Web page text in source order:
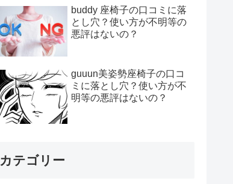
buddy 座椅子の口コミに落
とし穴？使い方が不明等の
悪評はないの？
guuun美姿勢座椅子の口コ
ミに落とし穴？使い方が不
明等の悪評はないの？
カテゴリー